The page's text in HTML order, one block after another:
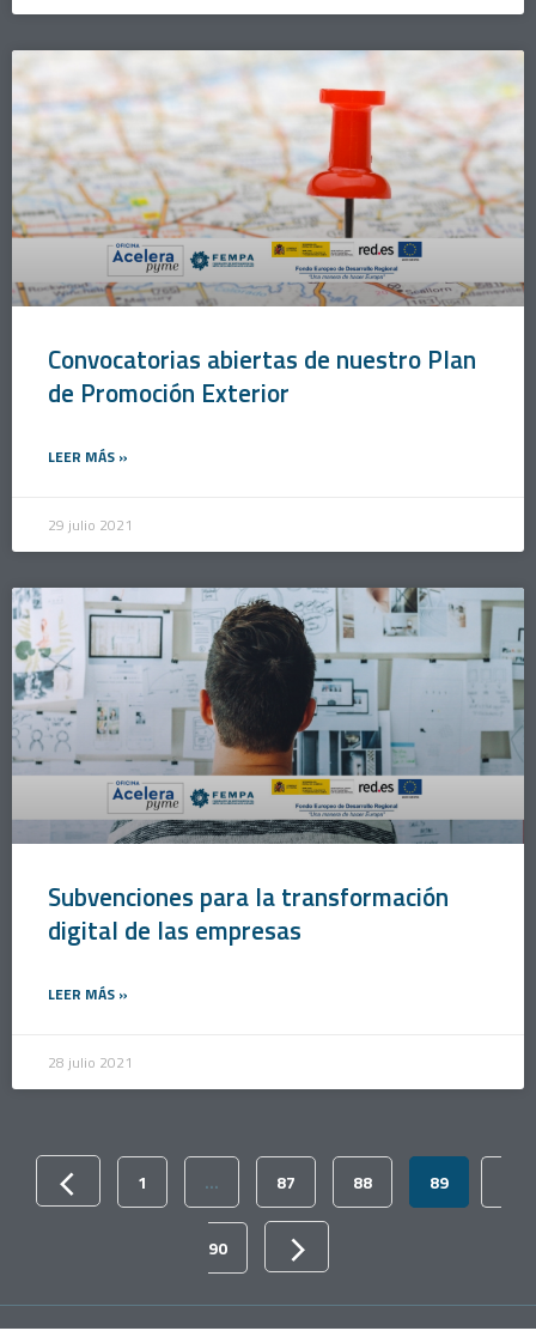
Convocatorias abiertas de nuestro Plan
de Promoción Exterior
LEER MÁS »
29 julio 2021
Subvenciones para la transformación
digital de las empresas
LEER MÁS »
28 julio 2021
1 … 87 88 89
90